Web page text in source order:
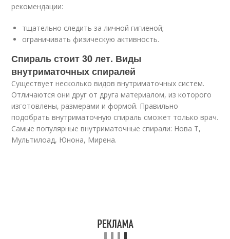
рекомендации:
тщательно следить за личной гигиеной;
ограничивать физическую активность.
Спираль стоит 30 лет. Виды
внутриматочных спиралей
Существует несколько видов внутриматочных систем.
Отличаются они друг от друга материалом, из которого
изготовлены, размерами и формой. Правильно
подобрать внутриматочную спираль сможет только врач.
Самые популярные внутриматочные спирали: Нова Т,
Мультилоад, Юнона, Мирена.